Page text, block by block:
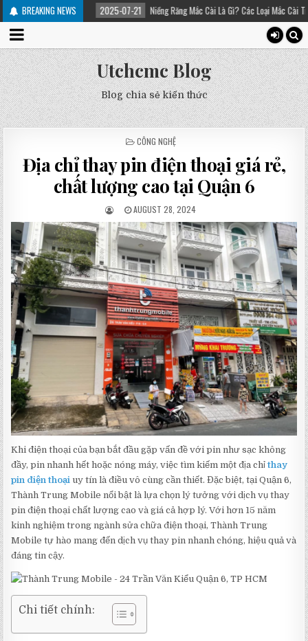
BREAKING NEWS
trị 2025-07-21 Niềng Răng Mắc Cài Là Gì? Các Loại Mắc Cài Trong Niềng
Utchcmc Blog
Blog chia sẻ kiến thức
POSTED
CÔNG NGHỆ
Địa chỉ thay pin điện thoại giá rẻ,
chất lượng cao tại Quận 6
AUGUST 28, 2024
Khi điện thoại của bạn bắt đầu gặp vấn đề với pin như sạc không
đầy, pin nhanh hết hoặc nóng máy, việc tìm kiếm một địa chỉthay
pin điện thoại uy tín là điều vô cùng cần thiết. Đặc biệt, tại Quận 6,
Thành Trung Mobile nổi bật là lựa chọn lý tưởng với dịch vụ thay
pin điện thoại chất lượng cao và giá cả hợp lý. Với hơn 15 năm
kinh nghiệm trong ngành sửa chữa điện thoại, Thành Trung
Mobile tự hào mang đến dịch vụ thay pin nhanh chóng, hiệu quả và
đáng tin cậy.
Chi tiết chính: